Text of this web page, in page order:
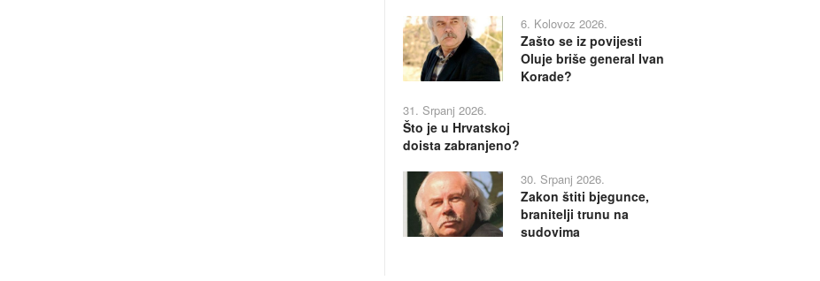
6. Kolovoz 2026.
Zašto se iz povijesti
Oluje briše general Ivan
Korade?
31. Srpanj 2026.
Što je u Hrvatskoj
doista zabranjeno?
30. Srpanj 2026.
Zakon štiti bjegunce,
branitelji trunu na
sudovima